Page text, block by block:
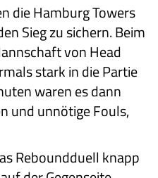
die Hamburg Towers
Sieg zu sichern. Beim
von Head
stark in die Partie
waren es dann
und unnötige Fouls,
Reboundduell knapp